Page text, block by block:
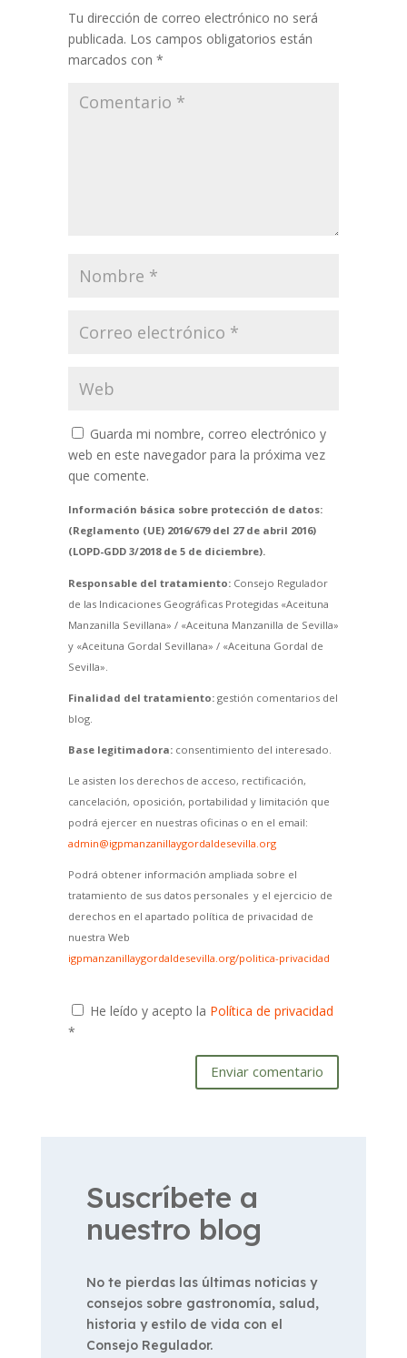
Tu dirección de correo electrónico no será
publicada. Los campos obligatorios están
marcados con *
Guarda mi nombre, correo electrónico y
web en este navegador para la próxima vez
que comente.
Información básica sobre protección de datos:
(Reglamento (UE) 2016/679 del 27 de abril 2016)
(LOPD-GDD 3/2018 de 5 de diciembre).
Responsable del tratamiento:Consejo Regulador
de las Indicaciones Geográficas Protegidas «Aceituna
Manzanilla Sevillana» / «Aceituna Manzanilla de Sevilla»
y «Aceituna Gordal Sevillana» / «Aceituna Gordal de
Sevilla».
Finalidad del tratamiento:gestión comentarios del
blog.
Base legitimadora:consentimiento del interesado.
Le asisten los derechos de acceso, rectificación,
cancelación, oposición, portabilidad y limitación que
podrá ejercer en nuestras oficinas o en el email:
admin@igpmanzanillaygordaldesevilla.org
Podrá obtener información ampliada sobre el
tratamiento de sus datos personales y el ejercicio de
derechos en el apartado política de privacidad de
nuestra Web
igpmanzanillaygordaldesevilla.org/politica-privacidad
He leído y acepto la Política de privacidad
*
Enviar comentario
Suscríbete a
nuestro blog
No te pierdas las últimas noticias y
consejos sobre gastronomía, salud,
historia y estilo de vida con el
Consejo Regulador.